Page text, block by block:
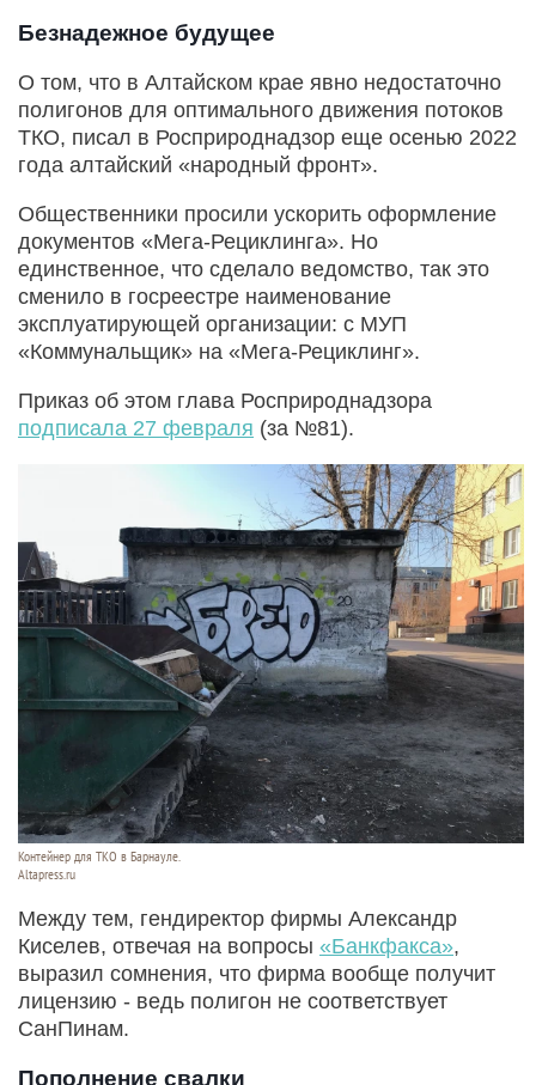
Безнадежное будущее
О том, что в Алтайском крае явно недостаточно
полигонов для оптимального движения потоков
ТКО, писал в Росприроднадзор еще осенью 2022
года алтайский «народный фронт».
Общественники просили ускорить оформление
документов «Мега-Рециклинга». Но
единственное, что сделало ведомство, так это
сменило в госреестре наименование
эксплуатирующей организации: с МУП
«Коммунальщик» на «Мега-Рециклинг».
Приказ об этом глава Росприроднадзора
подписала 27 февраля (за №81).
Контейнер для ТКО в Барнауле.
Altapress.ru
Между тем, гендиректор фирмы Александр
Киселев, отвечая на вопросы «Банкфакса»,
выразил сомнения, что фирма вообще получит
лицензию - ведь полигон не соответствует
СанПинам.
Пополнение свалки